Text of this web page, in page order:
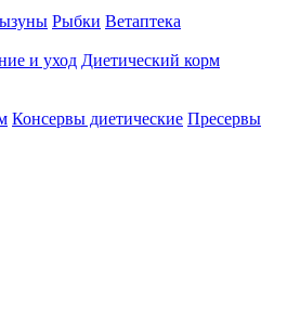
Рыбки Ветаптека
и уход Диетический корм
Консервы диетические Пресервы